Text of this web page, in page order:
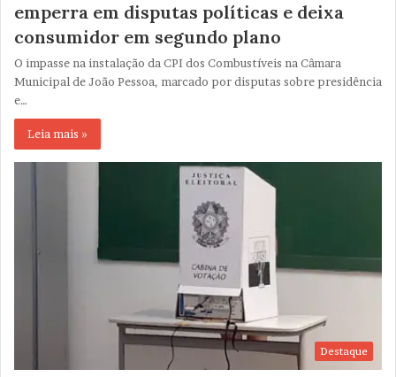
emperra em disputas políticas e deixa
consumidor em segundo plano
O impasse na instalação da CPI dos Combustíveis na Câmara
Municipal de João Pessoa, marcado por disputas sobre presidência
e…
Leia mais »
Destaque